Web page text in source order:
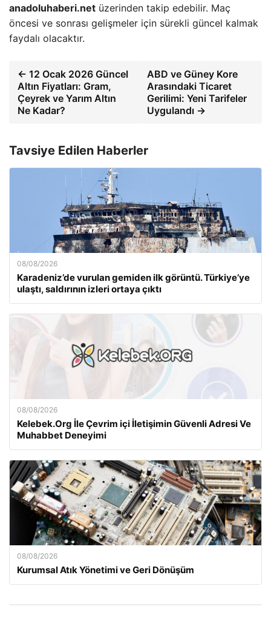
anadoluhaberi.net üzerinden takip edebilir. Maç
öncesi ve sonrası gelişmeler için sürekli güncel kalmak
faydalı olacaktır.
← 12 Ocak 2026 Güncel
Altın Fiyatları: Gram,
Çeyrek ve Yarım Altın
Ne Kadar?
ABD ve Güney Kore
Arasındaki Ticaret
Gerilimi: Yeni Tarifeler
Uygulandı →
Tavsiye Edilen Haberler
08/08/2026
Karadeniz’de vurulan gemiden ilk görüntü. Türkiye’ye
ulaştı, saldırının izleri ortaya çıktı
08/08/2026
Kelebek.Org İle Çevrim içi İletişimin Güvenli Adresi Ve
Muhabbet Deneyimi
08/08/2026
Kurumsal Atık Yönetimi ve Geri Dönüşüm